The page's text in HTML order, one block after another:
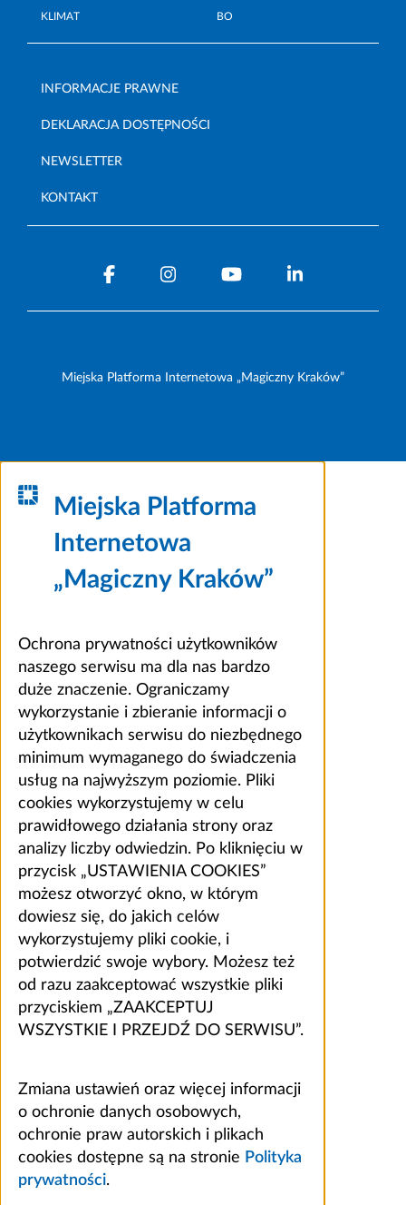
KLIMAT BO
INFORMACJE PRAWNE
DEKLARACJA DOSTĘPNOŚCI
NEWSLETTER
KONTAKT
Miejska Platforma Internetowa „Magiczny Kraków”
Miejska Platforma
Internetowa
„Magiczny Kraków”
Ochrona prywatności użytkowników
naszego serwisu ma dla nas bardzo
duże znaczenie. Ograniczamy
wykorzystanie i zbieranie informacji o
użytkownikach serwisu do niezbędnego
minimum wymaganego do świadczenia
usług na najwyższym poziomie. Pliki
cookies wykorzystujemy w celu
prawidłowego działania strony oraz
analizy liczby odwiedzin. Po kliknięciu w
przycisk „USTAWIENIA COOKIES”
możesz otworzyć okno, w którym
dowiesz się, do jakich celów
wykorzystujemy pliki cookie, i
potwierdzić swoje wybory. Możesz też
od razu zaakceptować wszystkie pliki
przyciskiem „ZAAKCEPTUJ
WSZYSTKIE I PRZEJDŹ DO SERWISU”.
Zmiana ustawień oraz więcej informacji
o ochronie danych osobowych,
ochronie praw autorskich i plikach
cookies dostępne są na stronie Polityka
prywatności.